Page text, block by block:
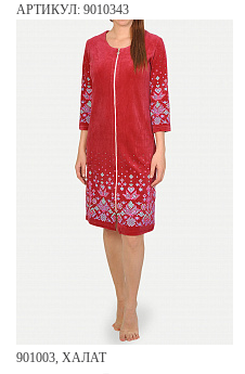
АРТИКУЛ: 9010343
901003, ХАЛАТ